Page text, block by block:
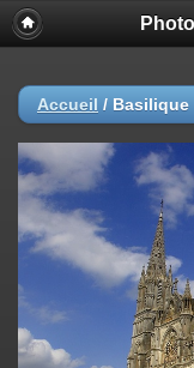
Accueil / Basilique